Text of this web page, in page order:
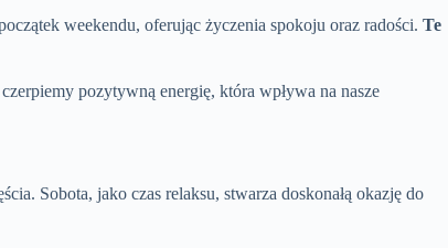
weekendu, oferując życzenia spokoju oraz radości. Te
pozytywną energię, która wpływa na nasze
Sobota, jako czas relaksu, stwarza doskonałą okazję do